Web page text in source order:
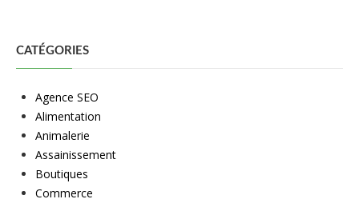
CATÉGORIES
Agence SEO
Alimentation
Animalerie
Assainissement
Boutiques
Commerce